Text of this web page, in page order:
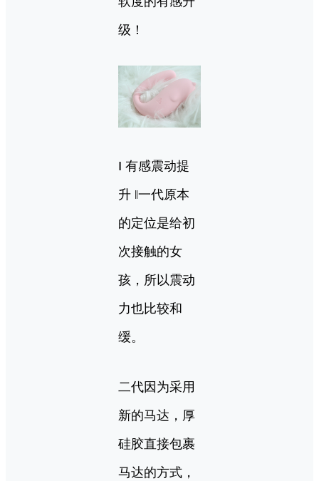
级！
‖ 有感震动提
升 ‖一代原本
的定位是给初
次接触的女
孩，所以震动
力也比较和
缓。
二代因为采用
新的马达，厚
硅胶直接包裹
马达的方式，